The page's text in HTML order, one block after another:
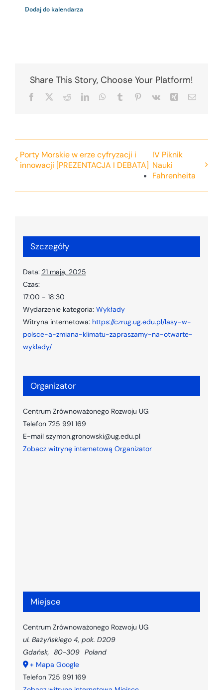
Dodaj do kalendarza
Share This Story, Choose Your Platform!
Facebook RedditLinkedInWhatsApp
Tumblr Pinterest
Vk Xing Email
Porty Morskie w erze cyfryzacji i
innowacji [PREZENTACJA I DEBATA]
IV Piknik
Nauki
Fahrenheita
Szczegóły
Data: 21 maja, 2025
Czas:
17:00 - 18:30
Wydarzenie kategoria: Wykłady
Witryna internetowa: https://czrug.ug.edu.pl/lasy-w-
polsce-a-zmiana-klimatu-zapraszamy-na-otwarte-
wyklady/
Organizator
Centrum Zrównoważonego Rozwoju UG
Telefon 725 991 169
E-mail szymon.gronowski@ug.edu.pl
Zobacz witrynę internetową Organizator
Miejsce
Centrum Zrównoważonego Rozwoju UG
ul. Bażyńskiego 4, pok. D209
Gdańsk, 80-309 Poland
+ Mapa Google
Telefon 725 991 169